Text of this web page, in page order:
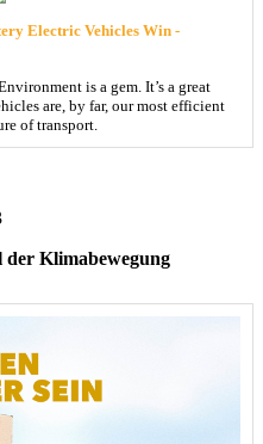
Electric Vehicles Win -
is a gem. It’s a great
are, by far, our most efficient
of transport.
der Klimabewegung